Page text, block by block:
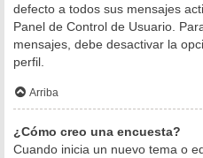
defecto a todos sus mensajes
Panel de Control de Usuario.
mensajes, debe desactivar la
perfil.
Arriba
¿Cómo creo una encuesta?
Cuando inicia un nuevo tema o